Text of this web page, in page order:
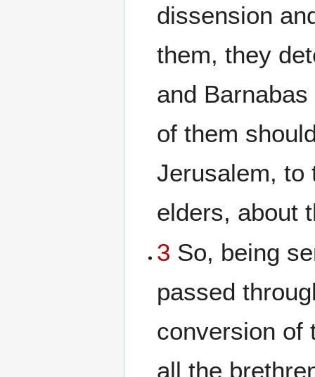
dissension
them, they
and
of them
Jerusalem, to
elders, about
3 So, being
passed
conversion of
all the